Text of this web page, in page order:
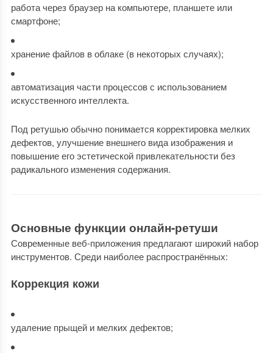
работа через браузер на компьютере, планшете или
смартфоне;
хранение файлов в облаке (в некоторых случаях);
автоматизация части процессов с использованием
искусственного интеллекта.
Под ретушью обычно понимается корректировка мелких
дефектов, улучшение внешнего вида изображения и
повышение его эстетической привлекательности без
радикального изменения содержания.
Основные функции онлайн-ретуши
Современные веб-приложения предлагают широкий набор
инструментов. Среди наиболее распространённых:
Коррекция кожи
удаление прыщей и мелких дефектов;